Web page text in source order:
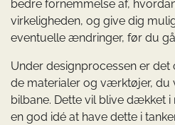
bedre fornemmelse af,
virkeligheden, og give dig
eventuelle ændringer, før du
Under designprocessen er
de materialer og værktøjer, du
bilbane. Dette vil blive dækket
en god idé at have dette i